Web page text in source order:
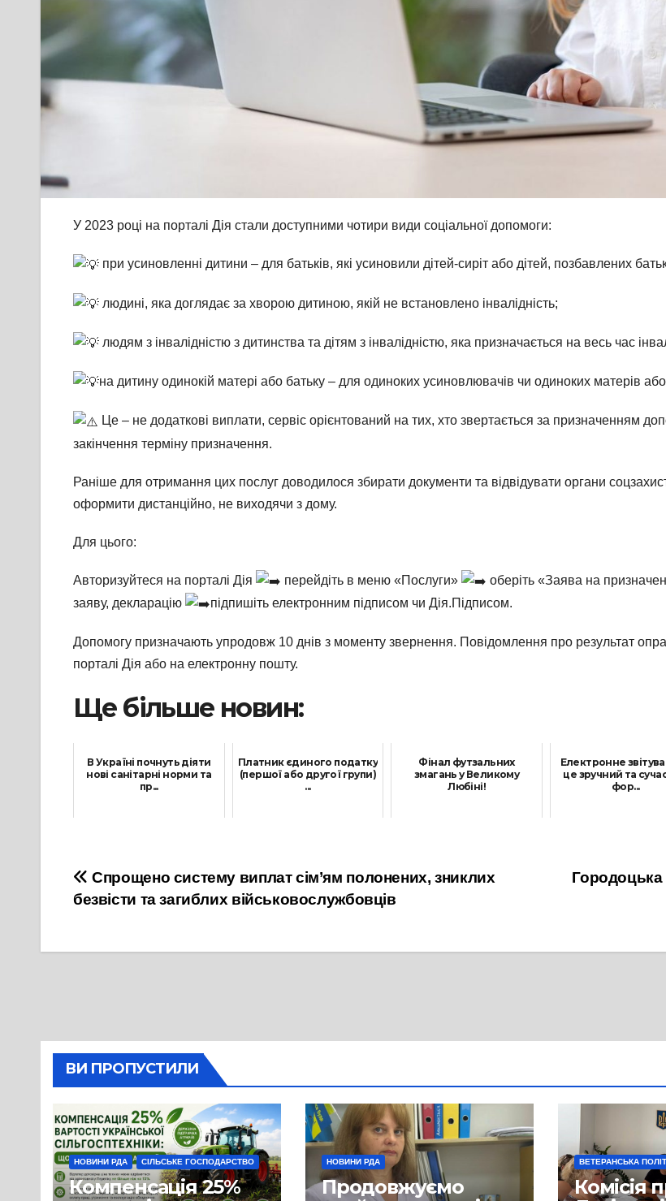
У 2023 році на порталі Дія стали доступними чотири види соціальної допомоги:
при усиновленні дитини – для батьків, які усиновили дітей-сиріт або дітей, позбавлених
людині, яка доглядає за хворою дитиною, якій не встановлено інвалідність;
людям з інвалідністю з дитинства та дітям з інвалідністю, яка призначається на весь час
на дитину одинокій матері або батьку – для одиноких усиновлювачів чи одиноких матерів
Це – не додаткові виплати, сервіс орієнтований на тих, хто звертається за призначенням
закінчення терміну призначення.
Раніше для отримання цих послуг доводилося збирати документи та відвідувати органи
оформити дистанційно, не виходячи з дому.
Для цього:
Авторизуйтеся на порталі Дія перейдіть в меню «Послуги» оберіть «Заява на
заяву, декларацію
підпишіть електронним підписом чи Дія.Підписом.
Допомогу призначають упродовж 10 днів з моменту звернення. Повідомлення про результат
порталі Дія або на електронну пошту.
Ще більше новин:
В Україні почнуть діяти
нові санітарні норми та
пр...
Платник єдиного податку
(першої або другої групи)
...
Фінал футзальних
змагань у Великому
Любіні!
Електронне
це зручний та
фор...
Навігація
Городоцька
Спрощено систему виплат сім’ям полонених, зниклих
безвісти та загиблих військовослужбовців
ВИ ПРОПУСТИЛИ
НОВИНИ РДА СІЛЬСЬКЕ ГОСПОДАРСТВО
Компенсація 25%
НОВИНИ РДА
Продовжуємо
ВЕТЕРАНСЬКА
Комісія